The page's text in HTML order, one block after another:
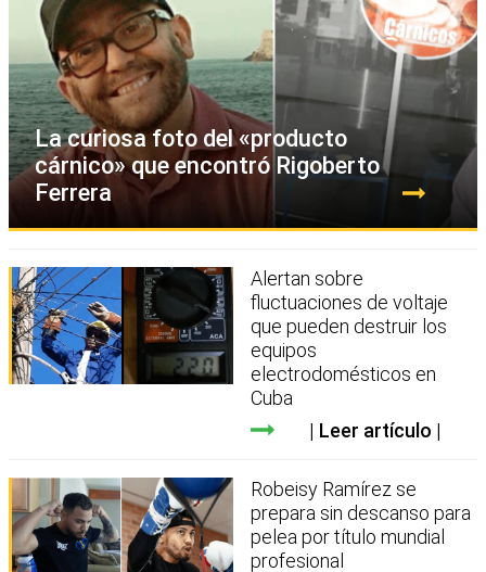
La curiosa foto del «producto
cárnico» que encontró Rigoberto
Ferrera
Alertan sobre
fluctuaciones de voltaje
que pueden destruir los
equipos
electrodomésticos en
Cuba
Leer artículo
Robeisy Ramírez se
prepara sin descanso para
pelea por título mundial
profesional